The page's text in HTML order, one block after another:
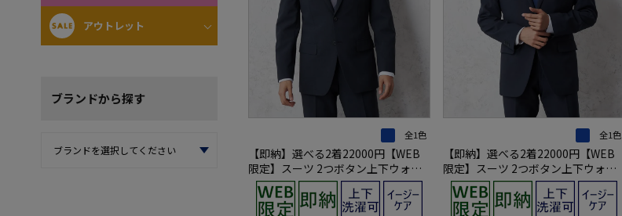
アウトレット
ブランドから探す
全1色
【即納】選べる2着22000円【WEB
限定】スーツ 2つボタン上下ウォッ
シャブル ネイビー 小柄 3シーズン対
応
全1色
【即納】選べる2着22000円【WEB
限定】スーツ 2つボタン上下ウォッ
シャブル ネイビー ストライプ 3シー
ズン対応